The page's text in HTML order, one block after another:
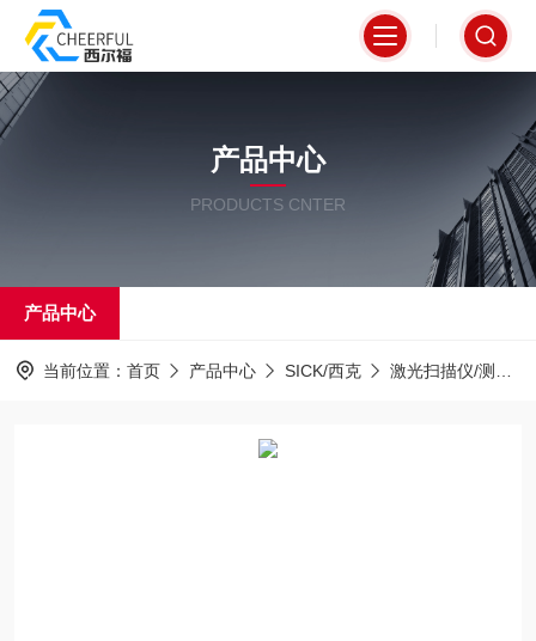
产品中心
PRODUCTS CNTER
产品中心
当前位置： 首页 产品中心 SICK/西克 激光扫描仪/测距仪